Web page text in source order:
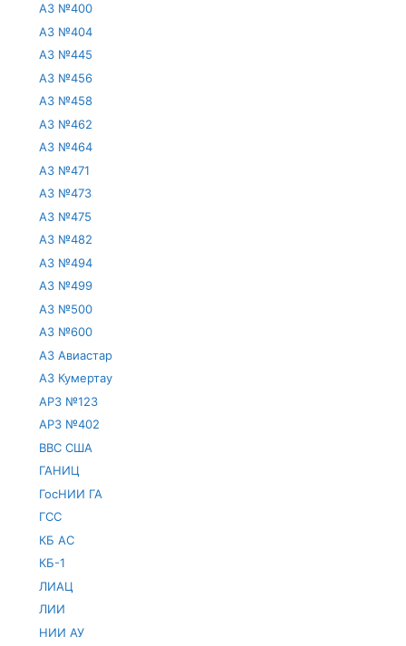
АЗ №400
АЗ №404
АЗ №445
АЗ №456
АЗ №458
АЗ №462
АЗ №464
АЗ №471
АЗ №473
АЗ №475
АЗ №482
АЗ №494
АЗ №499
АЗ №500
АЗ №600
АЗ Авиастар
АЗ Кумертау
АРЗ №123
АРЗ №402
ВВС США
ГАНИЦ
ГосНИИ ГА
ГСС
КБ АС
КБ-1
ЛИАЦ
ЛИИ
НИИ АУ